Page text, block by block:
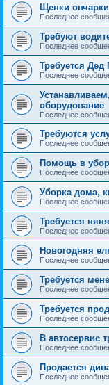
Щенки овчарки
Последнее
Требуют
Последнее
Требуется
Последнее
оборудование
Последнее
Требуются
Последнее
Помощь в
Последнее
Уборка дома,
Последнее
Требуется
Последнее
Новогодняя
Последнее
Требуется
Последнее
Требуется
Последнее
В автосервис
Последнее
Продается
Последнее